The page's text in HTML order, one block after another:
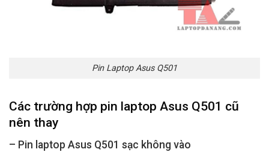
Pin Laptop Asus Q501
Các trường hợp pin laptop Asus Q501 cũ
nên thay
– Pin laptop Asus Q501 sạc không vào